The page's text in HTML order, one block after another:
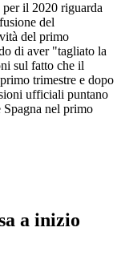
il 2020 riguarda
del
del primo
di aver "tagliato la
sul fatto che il
trimestre e dopo
ufficiali puntano
nel primo
a inizio